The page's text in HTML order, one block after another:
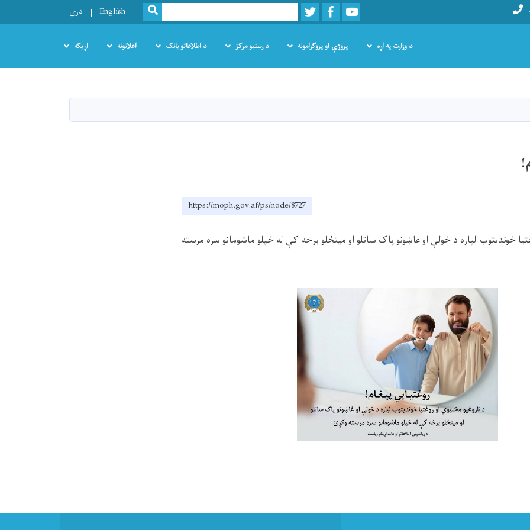
Youtube
Facebook
Twitter
Search
SEARCH
English دری
د وزارت په اړه پروژې او پروګرامونه د رسنیو مرکز د اطلاعاتو بانک اعلانونه اړیکه
https://moph.gov.af/ps/node/8727
خونديتوب لپاره د خولې او غاښونو پاک ساتلو او مینځلو برخه کې له خپلو ماشومانو سره مرسته